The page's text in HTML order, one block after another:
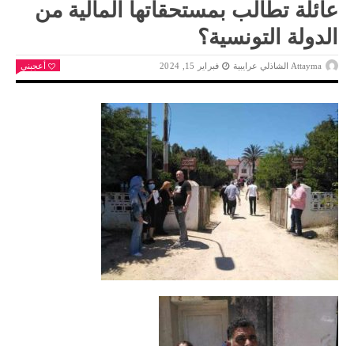
عائلة تطالب بمستحقاتها المالية من
الدولة التونسية؟
Attayma الشاذلي عرايبية فبراير 15, 2024 أعجبني